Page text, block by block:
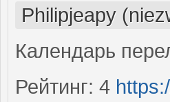
Philipjeapy
Календарь
Рейтинг: 4